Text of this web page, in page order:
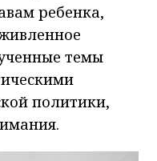
ребенка,
темы
политики,